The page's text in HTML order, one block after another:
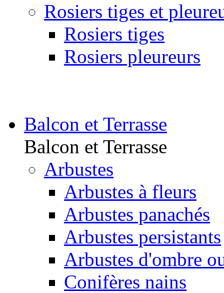
Rosiers tiges et
Rosiers tiges
Rosiers pleureurs
Balcon et Terrasse
Balcon et Terrasse
Arbustes
Arbustes à fleurs
Arbustes panachés
Arbustes persistants
Arbustes d'ombre
Conifères nains